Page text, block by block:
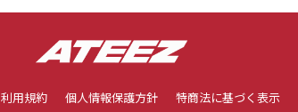
利用規約 個人情報保護方針 特商法に基づく表示